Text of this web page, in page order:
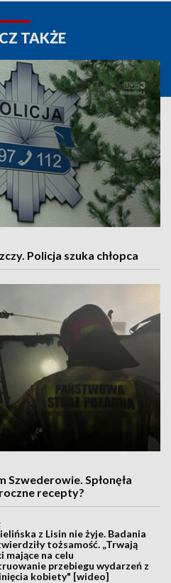
TAKŻE
Policja szuka chłopca
Spłonęła
recepty?
z Lisin nie żyje. Badania
tożsamość. „Trwają
mające na celu
przebiegu wydarzeń z
kobiety" [wideo]